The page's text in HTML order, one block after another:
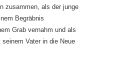
zusammen, als der junge
Begräbnis
Grab vernahm und als
Vater in die Neue